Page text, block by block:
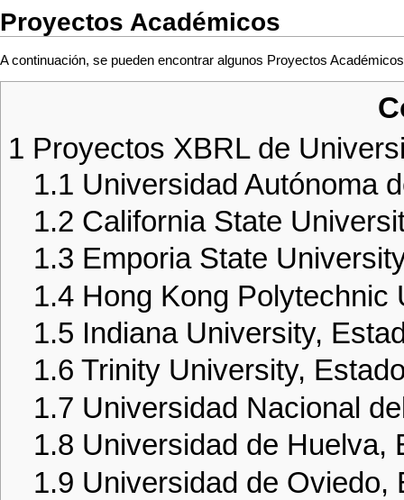
Proyectos Académicos
A continuación, se pueden encontrar algunos Proyectos
1 Proyectos XBRL de
1.1 Universidad Autónoma
1.2 California State
1.3 Emporia State
1.4 Hong Kong Polytechnic
1.5 Indiana University,
1.6 Trinity University,
1.7 Universidad Nacional
1.8 Universidad de Huelva,
1.9 Universidad de Oviedo,